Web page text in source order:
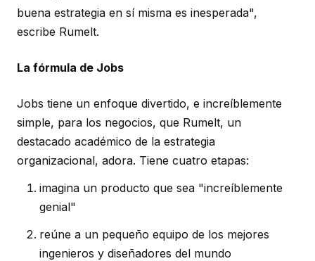
buena estrategia en sí misma es inesperada",
escribe Rumelt.
La fórmula de Jobs
Jobs tiene un enfoque divertido, e increíblemente
simple, para los negocios, que Rumelt, un
destacado académico de la estrategia
organizacional, adora. Tiene cuatro etapas:
imagina un producto que sea "increíblemente
genial"
reúne a un pequeño equipo de los mejores
ingenieros y diseñadores del mundo